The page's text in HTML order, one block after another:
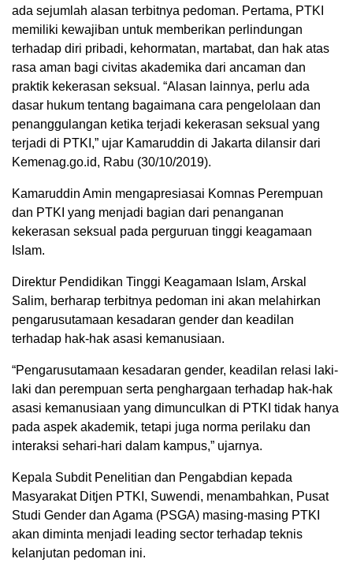
ada sejumlah alasan terbitnya pedoman. Pertama, PTKI
memiliki kewajiban untuk memberikan perlindungan
terhadap diri pribadi, kehormatan, martabat, dan hak atas
rasa aman bagi civitas akademika dari ancaman dan
praktik kekerasan seksual. “Alasan lainnya, perlu ada
dasar hukum tentang bagaimana cara pengelolaan dan
penanggulangan ketika terjadi kekerasan seksual yang
terjadi di PTKI,” ujar Kamaruddin di Jakarta dilansir dari
Kemenag.go.id, Rabu (30/10/2019).
Kamaruddin Amin mengapresiasai Komnas Perempuan
dan PTKI yang menjadi bagian dari penanganan
kekerasan seksual pada perguruan tinggi keagamaan
Islam.
Direktur Pendidikan Tinggi Keagamaan Islam, Arskal
Salim, berharap terbitnya pedoman ini akan melahirkan
pengarusutamaan kesadaran gender dan keadilan
terhadap hak-hak asasi kemanusiaan.
“Pengarusutamaan kesadaran gender, keadilan relasi laki-
laki dan perempuan serta penghargaan terhadap hak-hak
asasi kemanusiaan yang dimunculkan di PTKI tidak hanya
pada aspek akademik, tetapi juga norma perilaku dan
interaksi sehari-hari dalam kampus,” ujarnya.
Kepala Subdit Penelitian dan Pengabdian kepada
Masyarakat Ditjen PTKI, Suwendi, menambahkan, Pusat
Studi Gender dan Agama (PSGA) masing-masing PTKI
akan diminta menjadi leading sector terhadap teknis
kelanjutan pedoman ini.